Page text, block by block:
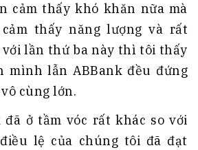
cảm thấy khó khăn nữa mà
thấy năng lượng và rất
với lần thứ ba này thì tôi thấy
mình lẫn ABBank đều đứng
cùng lớn.
đã ở tầm vóc rất khác so với
lệ của chúng tôi đã đạt